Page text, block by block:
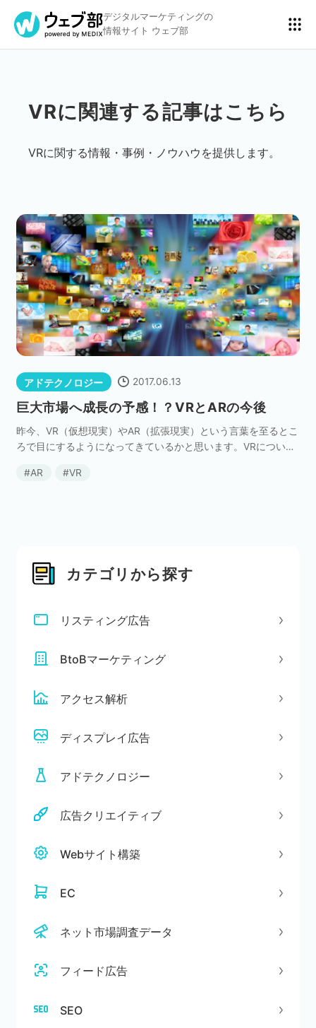
デジタルマーケティングの
情報サイト ウェブ部
リスティング広告 BtoBマーケティング
アドテクノロジー 広告クリエイティブ
Webサイト構築 EC
ネット市場調査データ フィード広告
SEO ホワイトペーパー
実績・事例
セミナー
株式会社メディックス
お問い合わせ
プライバシーポリシー
VRに関連する記事はこちら
VRに関する情報・事例・ノウハウを提供します。
アドテクノロジー 2017.06.13
巨大市場へ成長の予感！？VRとARの今後
昨今、VR（仮想現実）やAR（拡張現実）という言葉を至るとこ
ろで目にするようになってきているかと思います。VRについて
作の中の話ではなく、現実の身近な話題になってい […]
AR VR
カテゴリから探す
リスティング広告
BtoBマーケティング
アクセス解析
ディスプレイ広告
アドテクノロジー
広告クリエイティブ
Webサイト構築
EC
ネット市場調査データ
フィード広告
SEO